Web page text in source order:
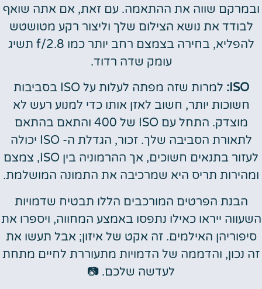
ובמרקם שווה את ההתאמה. עם זאת, אם אתה שואף
לבודד את נושא הצילום שלך וליצור רקע מטושטש
להפליא, בחירה בצמצם רחב יותר כמו f/2.8 תשיג
עומק שדה רדוד.
ISO:
למרות שזה מפתה לעלות על ISO בסביבות
חשוכות יותר, חשוב לאזן אותו כדי למנוע רעש לא
מוצדק. התחל עם ISO של 400 והתאם בהתאם
לתאורת הסביבה שלך. זכור, הגדלת ה- ISO יכולה
לעזור בתנאים חשוכים, אך ההרמוניה בין ISO, צמצם
ומהירות תריס היא שמרכיבה את התמונה המושלמת.
הבנת הפרטים המורכבים הללו תבטיח שדמויות
השעווה ייראו כאילו נתפסו באמצע המחווה, ויספרו את
סיפוריהן האילמים. זה אקט של איזון; אבל תעשו את
זה נכון, והדממה של הדמויות מתעוררת לחיים מתחת
לעדשה שלכם. 📷